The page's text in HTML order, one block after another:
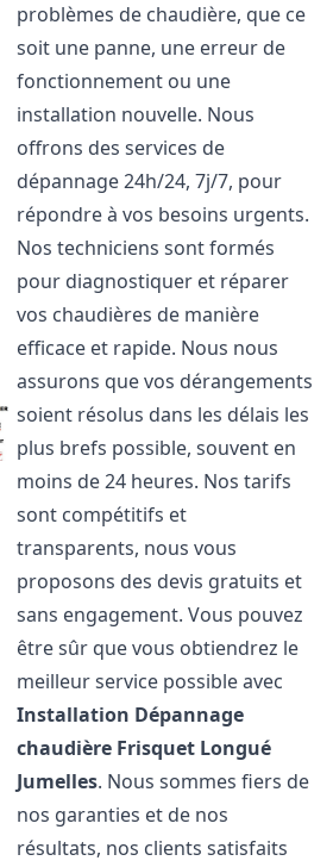
problèmes de chaudière, que ce
soit une panne, une erreur de
fonctionnement ou une
installation nouvelle. Nous
offrons des services de
dépannage 24h/24, 7j/7, pour
répondre à vos besoins urgents.
Nos techniciens sont formés
pour diagnostiquer et réparer
vos chaudières de manière
efficace et rapide. Nous nous
assurons que vos dérangements
soient résolus dans les délais les
plus brefs possible, souvent en
moins de 24 heures. Nos tarifs
sont compétitifs et
transparents, nous vous
proposons des devis gratuits et
sans engagement. Vous pouvez
être sûr que vous obtiendrez le
meilleur service possible avec
Installation Dépannage
chaudière Frisquet Longué
Jumelles. Nous sommes fiers de
nos garanties et de nos
résultats, nos clients satisfaits